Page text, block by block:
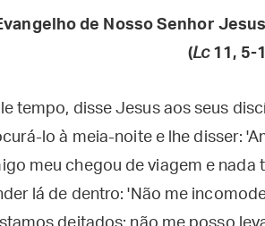
de Nosso Senhor
(Lc11, 5-
tempo, disse Jesus aos seus
lo à meia-noite e lhe disser:
meu chegou de viagem e nada
lá de dentro: 'Não me